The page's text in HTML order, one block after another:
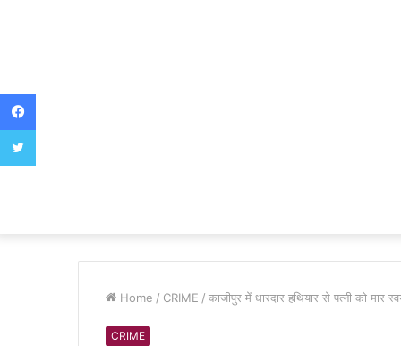
Home / CRIME / काजीपुर में धारदार हथियार से पत्नी को मार
CRIME